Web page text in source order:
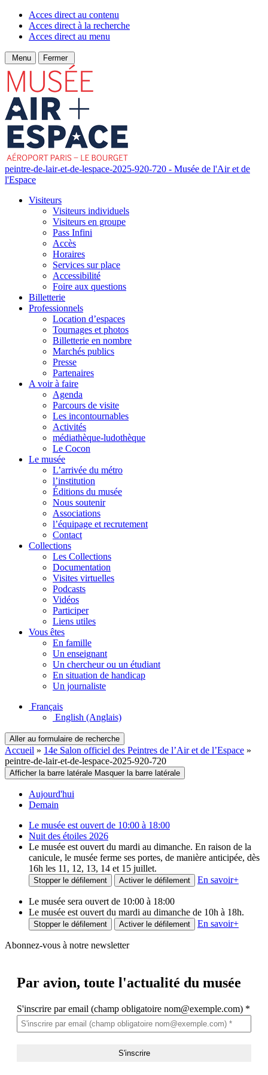
Acces direct au contenu
Acces direct à la recherche
Acces direct au menu
Menu Fermer
peintre-de-lair-et-de-lespace-2025-920-720 - Musée de l'Air et de
l'Espace
Visiteurs
Visiteurs individuels
Visiteurs en groupe
Pass Infini
Accès
Horaires
Services sur place
Accessibilité
Foire aux questions
Billetterie
Professionnels
Location d’espaces
Tournages et photos
Billetterie en nombre
Marchés publics
Presse
Partenaires
A voir à faire
Agenda
Parcours de visite
Les incontournables
Activités
médiathèque-ludothèque
Le Cocon
Le musée
L’arrivée du métro
l’institution
Éditions du musée
Nous soutenir
Associations
l’équipage et recrutement
Contact
Collections
Les Collections
Documentation
Visites virtuelles
Podcasts
Vidéos
Participer
Liens utiles
Vous êtes
En famille
Un enseignant
Un chercheur ou un étudiant
En situation de handicap
Un journaliste
Français
English (Anglais)
Aller au formulaire de recherche
Accueil » 14e Salon officiel des Peintres de l’Air et de l’Espace »
peintre-de-lair-et-de-lespace-2025-920-720
Afficher la barre latérale Masquer la barre latérale
Aujourd'hui
Demain
Le musée est ouvert de 10:00 à 18:00
Nuit des étoiles 2026
Le musée est ouvert du mardi au dimanche. En raison de la
canicule, le musée ferme ses portes, de manière anticipée, dès
16h les 11, 12, 13, 14 et 15 juillet.
Stopper le défilement Activer le défilement En savoir+
Le musée sera ouvert de 10:00 à 18:00
Le musée est ouvert du mardi au dimanche de 10h à 18h.
Stopper le défilement Activer le défilement En savoir+
Abonnez-vous à notre newsletter
Par avion, toute l'actualité du musée
S'inscrire par email (champ obligatoire nom@exemple.com) *